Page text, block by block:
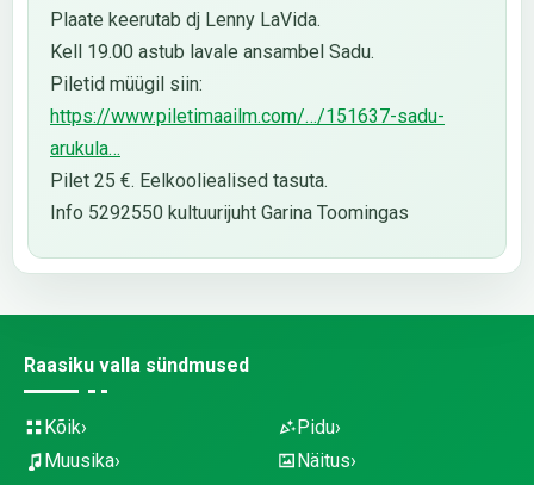
Plaate keerutab dj Lenny LaVida.
Kell 19.00 astub lavale ansambel Sadu.
Piletid müügil siin:
https://www.piletimaailm.com/…/151637-sadu-
arukula…
Pilet 25 €. Eelkooliealised tasuta.
Info 5292550 kultuurijuht Garina Toomingas
Raasiku valla sündmused
Kõik
Muusika
Pidu
Näitus